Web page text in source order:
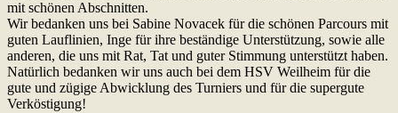
mit schönen Abschnitten.
Wir bedanken uns bei Sabine Novacek für die schönen Parcours mit
guten Lauflinien, Inge für ihre beständige Unterstützung, sowie alle
anderen, die uns mit Rat, Tat und guter Stimmung unterstützt haben.
Natürlich bedanken wir uns auch bei dem HSV Weilheim für die
gute und zügige Abwicklung des Turniers und für die supergute
Verköstigung!